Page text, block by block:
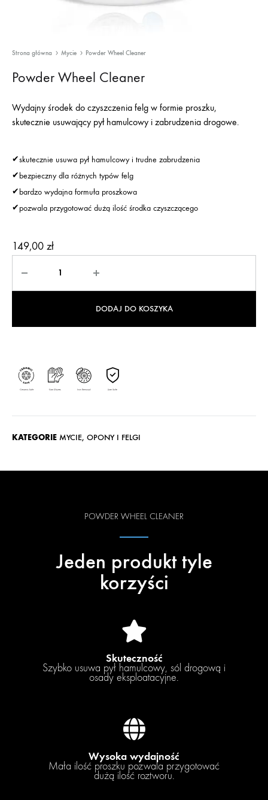
Strona główna Mycie Powder Wheel Cleaner
Powder Wheel Cleaner
Wydajny środek do czyszczenia felg w formie proszku,
skutecznie usuwający pył hamulcowy i zabrudzenia drogowe.
✔skutecznie usuwa pył hamulcowy i trudne zabrudzenia
✔bezpieczny dla różnych typów felg
✔bardzo wydajna formuła proszkowa
✔pozwala przygotować dużą ilość środka czyszczącego
149,00 zł
DODAJ DO KOSZYKA
KATEGORIE MYCIE, OPONY I FELGI
POWDER WHEEL CLEANER
Jeden produkt tyle
korzyści
Skuteczność
Szybko usuwa pył hamulcowy, sól drogową i
osady eksploatacyjne.
Wysoka wydajność
Mała ilość proszku pozwala przygotować
dużą ilość roztworu.